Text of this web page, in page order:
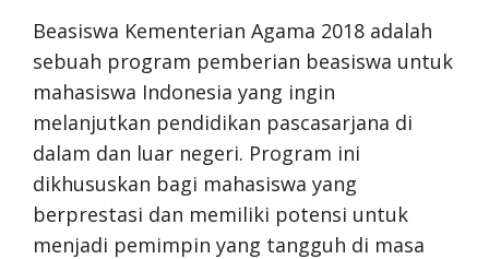
Beasiswa Kementerian Agama 2018 adalah
sebuah program pemberian beasiswa untuk
mahasiswa Indonesia yang ingin
melanjutkan pendidikan pascasarjana di
dalam dan luar negeri. Program ini
dikhususkan bagi mahasiswa yang
berprestasi dan memiliki potensi untuk
menjadi pemimpin yang tangguh di masa